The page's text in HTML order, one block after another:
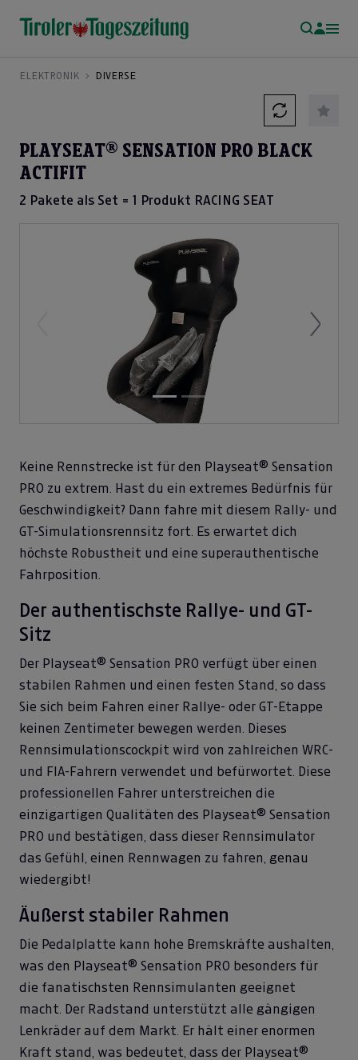
ELEKTRONIK DIVERSE
PLAYSEAT® SENSATION PRO BLACK
ACTIFIT
2 Pakete als Set = 1 Produkt RACING SEAT
Next
Keine Rennstrecke ist für den Playseat® Sensation
PRO zu extrem. Hast du ein extremes Bedürfnis für
Geschwindigkeit? Dann fahre mit diesem Rally- und
GT-Simulationsrennsitz fort. Es erwartet dich
höchste Robustheit und eine superauthentische
Fahrposition.
Der authentischste Rallye- und GT-
Sitz
Der Playseat® Sensation PRO verfügt über einen
stabilen Rahmen und einen festen Stand, so dass
Sie sich beim Fahren einer Rallye- oder GT-Etappe
keinen Zentimeter bewegen werden. Dieses
Rennsimulationscockpit wird von zahlreichen WRC-
und FIA-Fahrern verwendet und befürwortet. Diese
professionellen Fahrer unterstreichen die
einzigartigen Qualitäten des Playseat® Sensation
PRO und bestätigen, dass dieser Rennsimulator
das Gefühl, einen Rennwagen zu fahren, genau
wiedergibt!
Äußerst stabiler Rahmen
Die Pedalplatte kann hohe Bremskräfte aushalten,
was den Playseat® Sensation PRO besonders für
die fanatischsten Rennsimulanten geeignet
macht. Der Radstand unterstützt alle gängigen
Lenkräder auf dem Markt. Er hält einer enormen
Kraft stand, was bedeutet, dass der Playseat®